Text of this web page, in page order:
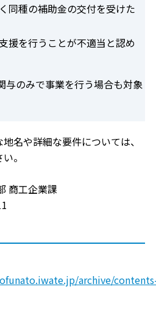
同種の補助金の交付を受けた
援を行うことが不適当と認め
のみで事業を行う場合も対象
名や詳細な要件については、
。
商工企業課
archive/